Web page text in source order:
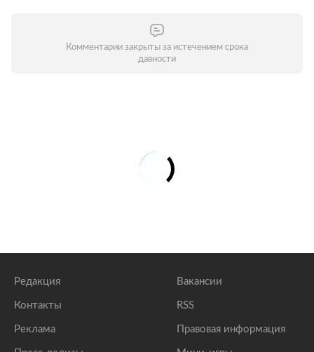
Комментарии закрыты за истечением срока
давности
Редакция
Контакты
Реклама
Вакансии
RSS
Правовая информация